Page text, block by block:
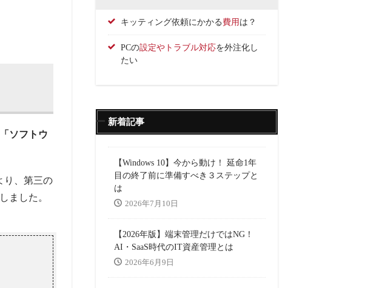
「ソフトウ
り、第三の
ました。
キッティング依頼にかかる 費用 は？
PCの設定やトラブル対応を外注化し
たい
新着記事
【Windows 10】今から動け！ 延命1年
目の終了前に準備すべき３ステップと
は
2026年7月10日
【2026年版】端末管理だけではNG！
AI・SaaS時代のIT資産管理とは
2026年6月9日